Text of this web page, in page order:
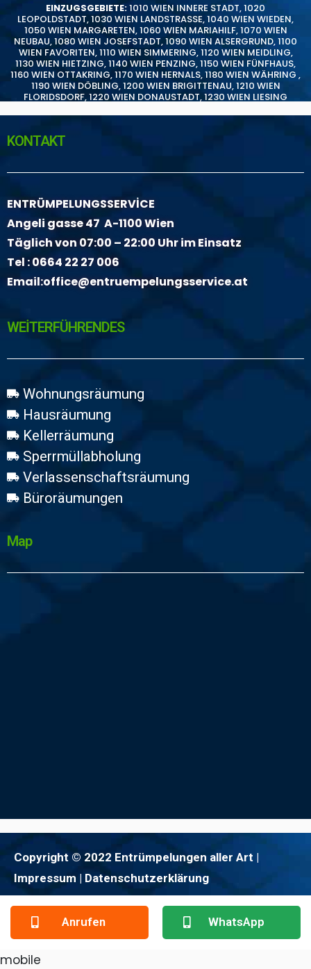
EINZUGSGEBIETE:1010 WIEN INNERE STADT,1020
LEOPOLDSTADT,1030 WIEN LANDSTRASSE,1040 WIEN WIEDEN,
1050 WIEN MARGARETEN,1060 WIEN MARIAHILF,1070 WIEN
NEUBAU,1080 WIEN JOSEFSTADT,1090 WIEN ALSERGRUND,1100
WIEN FAVORITEN,1110 WIEN SIMMERING,1120 WIEN MEIDLING,
1130 WIEN HIETZING,1140 WIEN PENZING,1150 WIEN FÜNFHAUS,
1160 WIEN OTTAKRING,1170 WIEN HERNALS,1180 WIEN WÄHRING ,
1190 WIEN DÖBLING,1200 WIEN BRIGITTENAU,1210 WIEN
FLORIDSDORF,1220 WIEN DONAUSTADT,1230 WIEN LIESING
KONTAKT
ENTRÜMPELUNGSSERVİCE
Angeli gasse 47 A-1100 Wien
Täglich von 07:00 – 22:00 Uhr im Einsatz
Tel :0664 22 27 006
Email:office@entruempelungsservice.at
WEİTERFÜHRENDES
Wohnungsräumung
Hausräumung
Kellerräumung
Sperrmüllabholung
Verlassenschaftsräumung
Büroräumungen
Map
Copyright © 2022 Entrümpelungen aller Art |
Impressum | Datenschutzerklärung
Anrufen WhatsApp